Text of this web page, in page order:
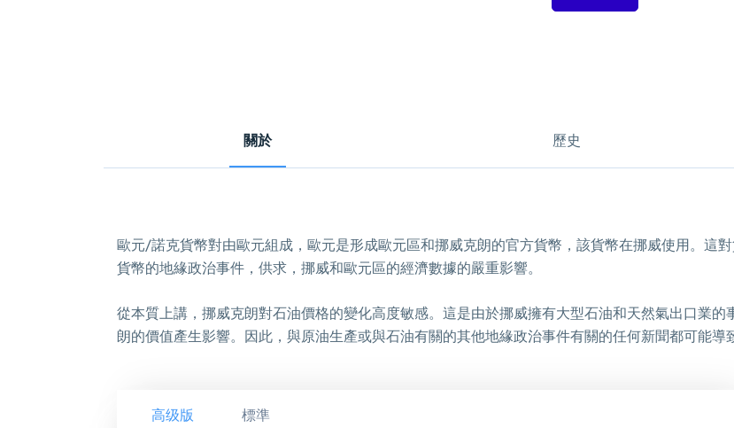
關於 歷史
歐元/諾克貨幣對由歐元組成，歐元是形成歐元區和挪威克朗的官方貨幣，該貨幣在挪威使用。這
貨幣的地緣政治事件，供求，挪威和歐元區的經濟數據的嚴重影響。
從本質上講，挪威克朗對石油價格的變化高度敏感。這是由於挪威擁有大型石油和天然氣出口業
朗的價值產生影響。因此，與原油生產或與石油有關的其他地緣政治事件有關的任何新聞都可能導
高级版 標準